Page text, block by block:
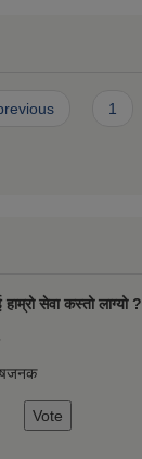
1
हाम्रो सेवा कस्तो लाग्यो ?